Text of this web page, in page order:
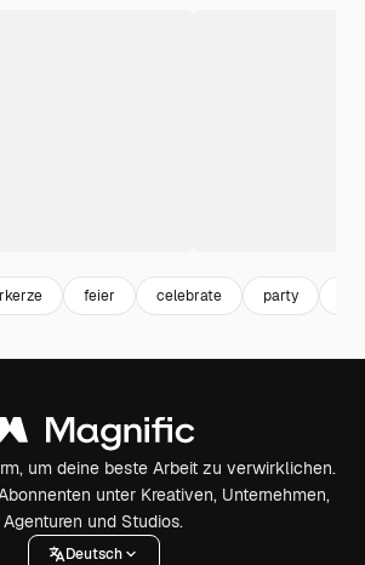
feier celebrate party
um deine beste Arbeit zu verwirklichen.
unter Kreativen, Unternehmen,
Agenturen und Studios.
Deutsch